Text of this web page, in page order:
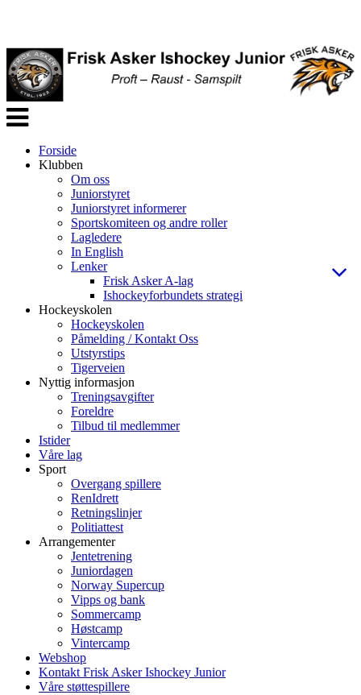
Veksle
navigasjon
Forside
Klubben
Om oss
Juniorstyret
Juniorstyret informerer
Sportskomiteen og andre roller
Lagledere
In English
Lenker
Frisk Asker A-lag
Ishockeyforbundets strategi
Hockeyskolen
Hockeyskolen
Påmelding / Kontakt Oss
Utstyrstips
Tigerveien
Nyttig informasjon
Treningsavgifter
Foreldre
Tilbud til medlemmer
Istider
Våre lag
Sport
Overgang spillere
RenIdrett
Retningslinjer
Politiattest
Arrangementer
Jentetrening
Juniordagen
Norway Supercup
Vipps og bank
Sommercamp
Høstcamp
Vintercamp
Webshop
Kontakt Frisk Asker Ishockey Junior
Våre støttespillere